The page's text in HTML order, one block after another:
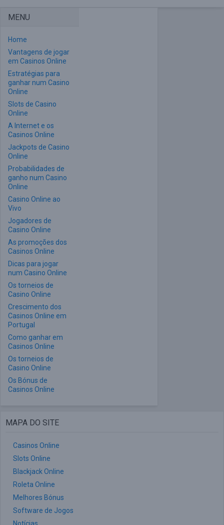
MENU
Home
Vantagens de jogar
em Casinos Online
Estratégias para
ganhar num Casino
Online
Slots de Casino
Online
A Internet e os
Casinos Online
Jackpots de Casino
Online
Probabilidades de
ganho num Casino
Online
Casino Online ao
Vivo
Jogadores de
Casino Online
As promoções dos
Casinos Online
Dicas para jogar
num Casino Online
Os torneios de
Casino Online
Crescimento dos
Casinos Online em
Portugal
Como ganhar em
Casinos Online
Os torneios de
Casino Online
Os Bónus de
Casinos Online
MAPA DO SITE
Casinos Online
Slots Online
Blackjack Online
Roleta Online
Melhores Bónus
Software de Jogos